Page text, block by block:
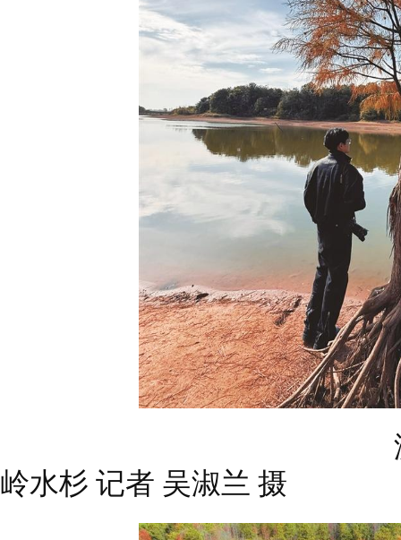
游客打卡弋
岭水杉 记者 吴淑兰 摄